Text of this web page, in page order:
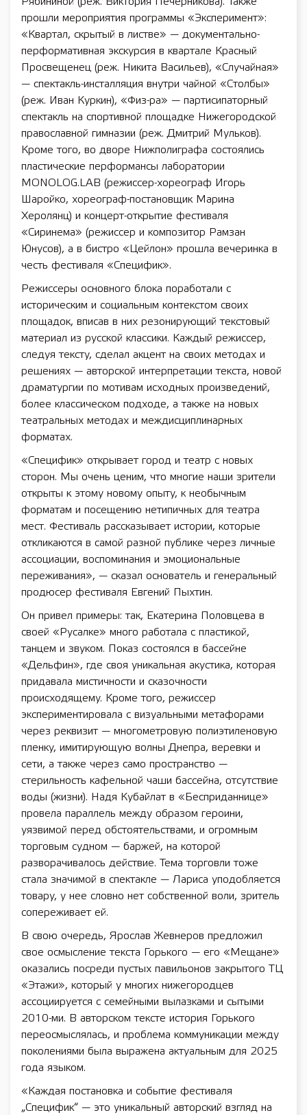
прошли мероприятия программы «Эксперимент»:
«Квартал, скрытый в листве» — документально-
перформативная экскурсия в квартале Красный
Просвещенец (реж. Никита Васильев), «Случайная»
— спектакль-инсталляция внутри чайной «Столбы»
(реж. Иван Куркин), «Физ-ра» — партисипаторный
спектакль на спортивной площадке Нижегородской
православной гимназии (реж. Дмитрий Мульков).
Кроме того, во дворе Нижполиграфа состоялись
пластические перформансы лаборатории
MONOLOG.LAB (режиссер-хореограф Игорь
Шаройко, хореограф-постановщик Марина
Херолянц) и концерт-открытие фестиваля
«Сиринема» (режиссер и композитор Рамзан
Юнусов), а в бистро «Цейлон» прошла вечеринка в
честь фестиваля «Специфик».
Режиссеры основного блока поработали с
историческим и социальным контекстом своих
площадок, вписав в них резонирующий текстовый
материал из русской классики. Каждый режиссер,
следуя тексту, сделал акцент на своих методах и
решениях — авторской интерпретации текста, новой
драматургии по мотивам исходных произведений,
более классическом подходе, а также на новых
театральных методах и междисциплинарных
форматах.
«Специфик» открывает город и театр с новых
сторон. Мы очень ценим, что многие наши зрители
открыты к этому новому опыту, к необычным
форматам и посещению нетипичных для театра
мест. Фестиваль рассказывает истории, которые
откликаются в самой разной публике через личные
ассоциации, воспоминания и эмоциональные
переживания», — сказал основатель и генеральный
продюсер фестиваля Евгений Пыхтин.
Он привел примеры: так, Екатерина Половцева в
своей «Русалке» много работала с пластикой,
танцем и звуком. Показ состоялся в бассейне
«Дельфин», где своя уникальная акустика, которая
придавала мистичности и сказочности
происходящему. Кроме того, режиссер
экспериментировала с визуальными метафорами
через реквизит — многометровую полиэтиленовую
пленку, имитирующую волны Днепра, веревки и
сети, а также через само пространство —
стерильность кафельной чаши бассейна, отсутствие
воды (жизни). Надя Кубайлат в «Бесприданнице»
провела параллель между образом героини,
уязвимой перед обстоятельствами, и огромным
торговым судном — баржей, на которой
разворачивалось действие. Тема торговли тоже
стала значимой в спектакле — Лариса уподобляется
товару, у нее словно нет собственной воли, зритель
сопереживает ей.
В свою очередь, Ярослав Жевнеров предложил
свое осмысление текста Горького — его «Мещане»
оказались посреди пустых павильонов закрытого ТЦ
«Этажи», который у многих нижегородцев
ассоциируется с семейными вылазками и сытыми
2010-ми. В авторском тексте история Горького
переосмыслялась, и проблема коммуникации между
поколениями была выражена актуальным для 2025
года языком.
«Каждая постановка и событие фестиваля
„Специфик“ — это уникальный авторский взгляд на